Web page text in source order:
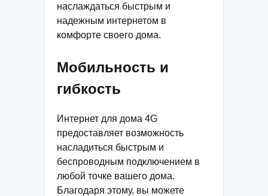
наслаждаться быстрым и
надежным интернетом в
комфорте своего дома.
Мобильность и
гибкость
Интернет для дома 4G
предоставляет возможность
насладиться быстрым и
беспроводным подключением в
любой точке вашего дома.
Благодаря этому, вы можете